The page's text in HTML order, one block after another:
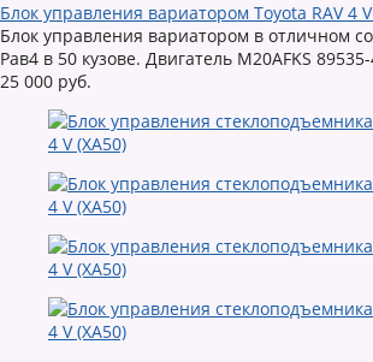
Блок управления вариатором Toyota RAV 4 V
Блок управления вариатором в отличном
Рав4 в 50 кузове. Двигатель M20AFKS
25 000 руб.